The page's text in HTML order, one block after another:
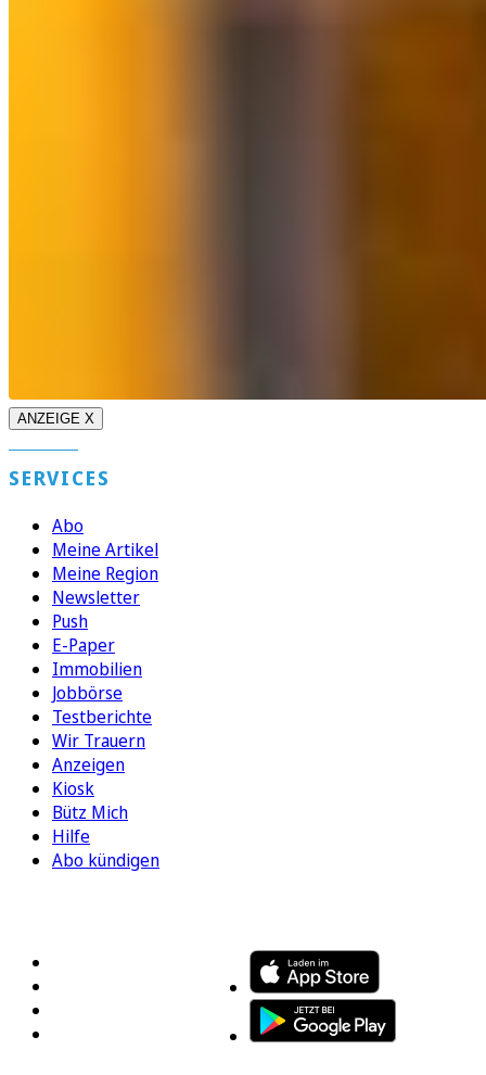
ANZEIGE X
SERVICES
Abo
Meine Artikel
Meine Region
Newsletter
Push
E-Paper
Immobilien
Jobbörse
Testberichte
Wir Trauern
Anzeigen
Kiosk
Bütz Mich
Hilfe
Abo kündigen